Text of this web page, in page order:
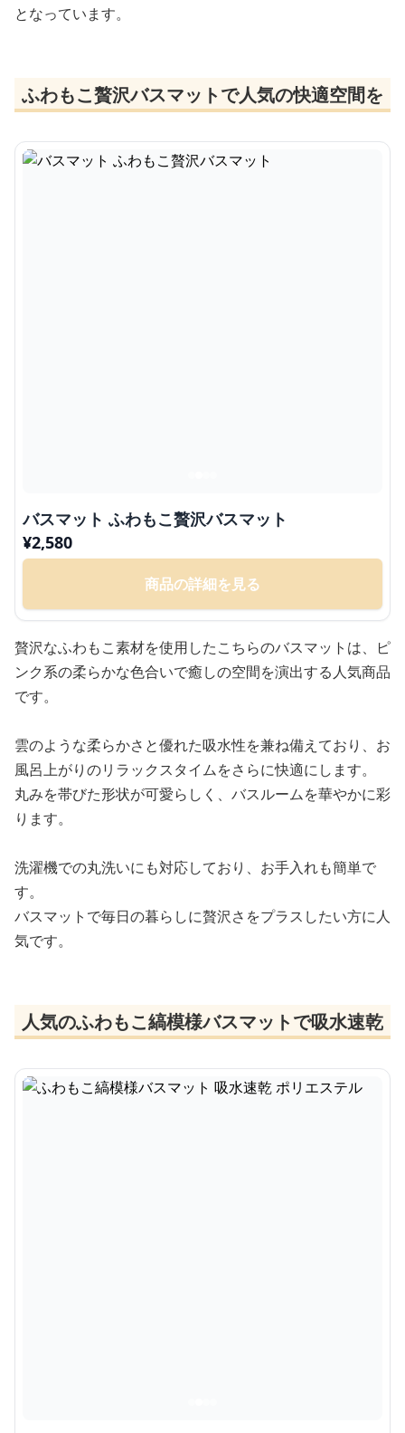
となっています。
ふわもこ贅沢バスマットで人気の快適空間を
バスマット ふわもこ贅沢バスマット
¥2,580
商品の詳細を見る
贅沢なふわもこ素材を使用したこちらのバスマットは、ピ
ンク系の柔らかな色合いで癒しの空間を演出する人気商品
です。
雲のような柔らかさと優れた吸水性を兼ね備えており、お
風呂上がりのリラックスタイムをさらに快適にします。
丸みを帯びた形状が可愛らしく、バスルームを華やかに彩
ります。
洗濯機での丸洗いにも対応しており、お手入れも簡単で
す。
バスマットで毎日の暮らしに贅沢さをプラスしたい方に人
気です。
人気のふわもこ縞模様バスマットで吸水速乾